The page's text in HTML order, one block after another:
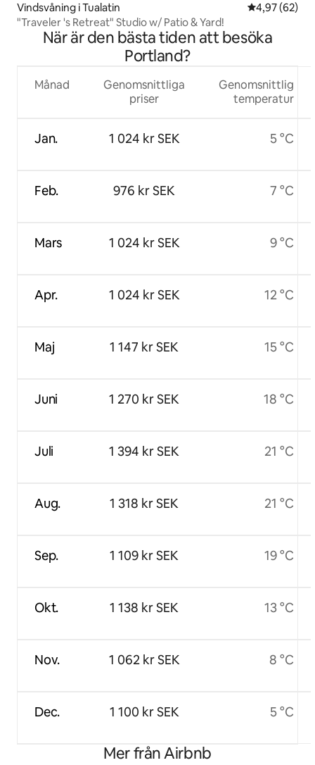
Vindsvåning i Tualatin 4,97 av 5 i
4,97 (62)
"Traveler 's Retreat" Studio w/ Patio & Yard!
När är den bästa tiden att besöka
Portland?
Månad
Jan.
Feb.
Mars
Apr.
Maj
Juni
Juli
Aug.
Sep.
Okt.
Nov.
Dec.
Genomsnittliga
priser
1 024 kr SEK
976 kr SEK
1 024 kr SEK
1 024 kr SEK
1 147 kr SEK
1 270 kr SEK
1 394 kr SEK
1 318 kr SEK
1 109 kr SEK
1 138 kr SEK
1 062 kr SEK
1 100 kr SEK
Genomsnittlig
temperatur
5 °C
7 °C
9 °C
12 °C
15 °C
18 °C
21 °C
21 °C
19 °C
13 °C
8 °C
5 °C
Mer från Airbnb